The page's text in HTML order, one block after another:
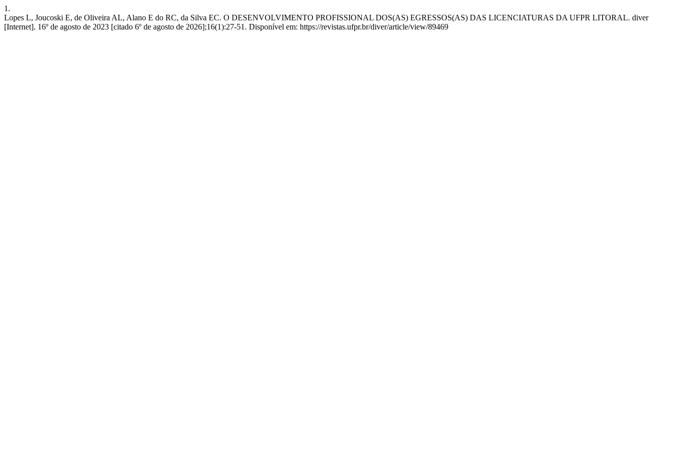
1.
Lopes L, Joucoski E, de Oliveira AL, Alano E do RC, da Silva EC. O DESENVOLVIMENTO PROFISSIONAL DOS(AS) EGRESSOS(AS) DAS LICENCIATURAS DA UFPR LITORAL. diver
[Internet]. 16º de agosto de 2023 [citado 6º de agosto de 2026];16(1):27-51. Disponível em: https://revistas.ufpr.br/diver/article/view/89469